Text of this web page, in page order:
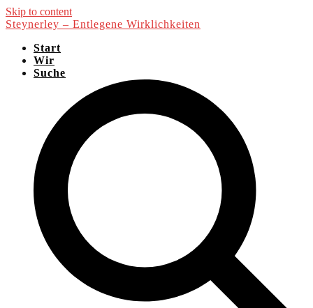
Skip to content
Steynerley – Entlegene Wirklichkeiten
Start
Wir
Suche